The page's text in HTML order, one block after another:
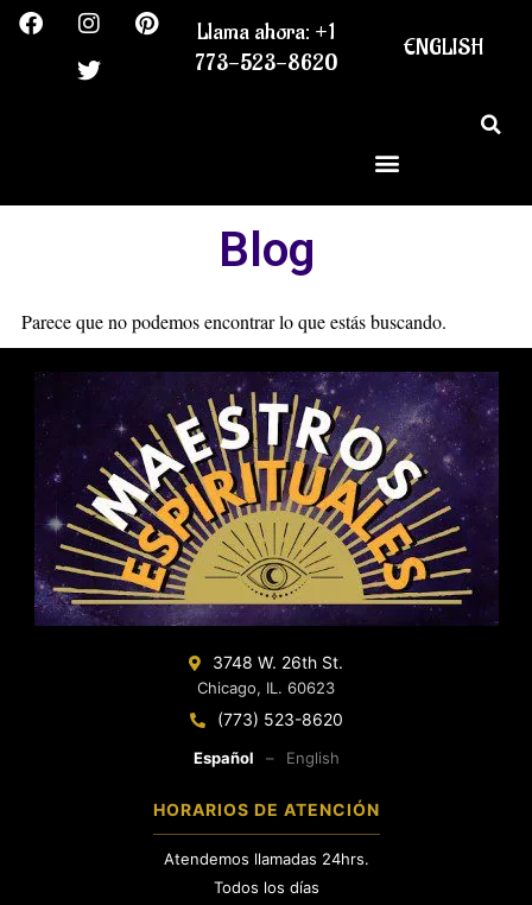
contenido
F
a
I
n
s
t
m
P
i
t
T
w
i
t
Llama ahora: +1
773-523-8620
ENGLISH
Blog
Parece que no podemos encontrar lo que estás buscando.
3748 W. 26th St.
Chicago, IL. 60623
(773) 523-8620
Español – English
HORARIOS DE ATENCIÓN
Atendemos llamadas 24hrs.
Todos los días